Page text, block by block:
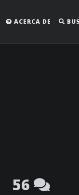
ACERCA DE
56